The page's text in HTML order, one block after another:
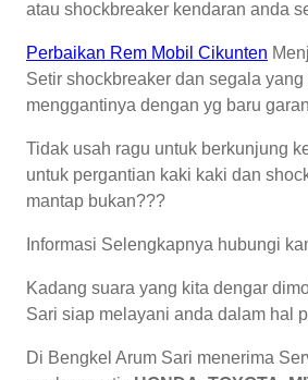
atau shockbreaker kendaran anda
Perbaikan Rem Mobil Cikunten
Setir shockbreaker dan segala
menggantinya dengan yg baru
Tidak usah ragu untuk berkunjung
untuk pergantian kaki kaki dan
mantap bukan???
Informasi Selengkapnya hubungi
Kadang suara yang kita dengar
Sari siap melayani anda dalam hal
Di Bengkel Arum Sari menerima